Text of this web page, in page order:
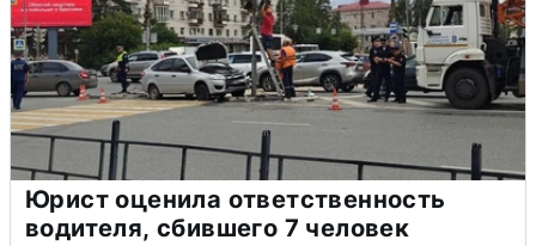
Юрист оценила ответственность
водителя, сбившего 7 человек